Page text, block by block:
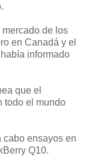
de los
en Canadá y el
informado
que el
todo el mundo
cabo ensayos en
Q10.